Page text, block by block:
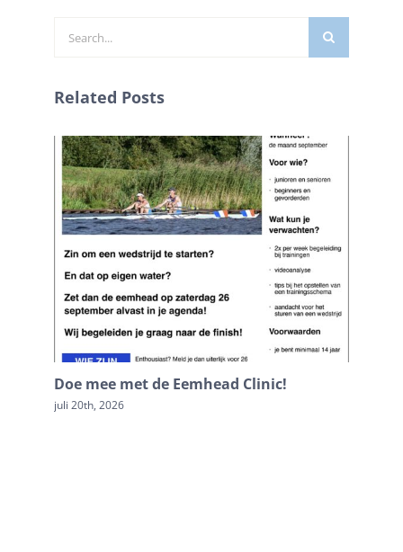
Related Posts
Doe mee met de Eemhead Clinic!
juli 20th, 2026